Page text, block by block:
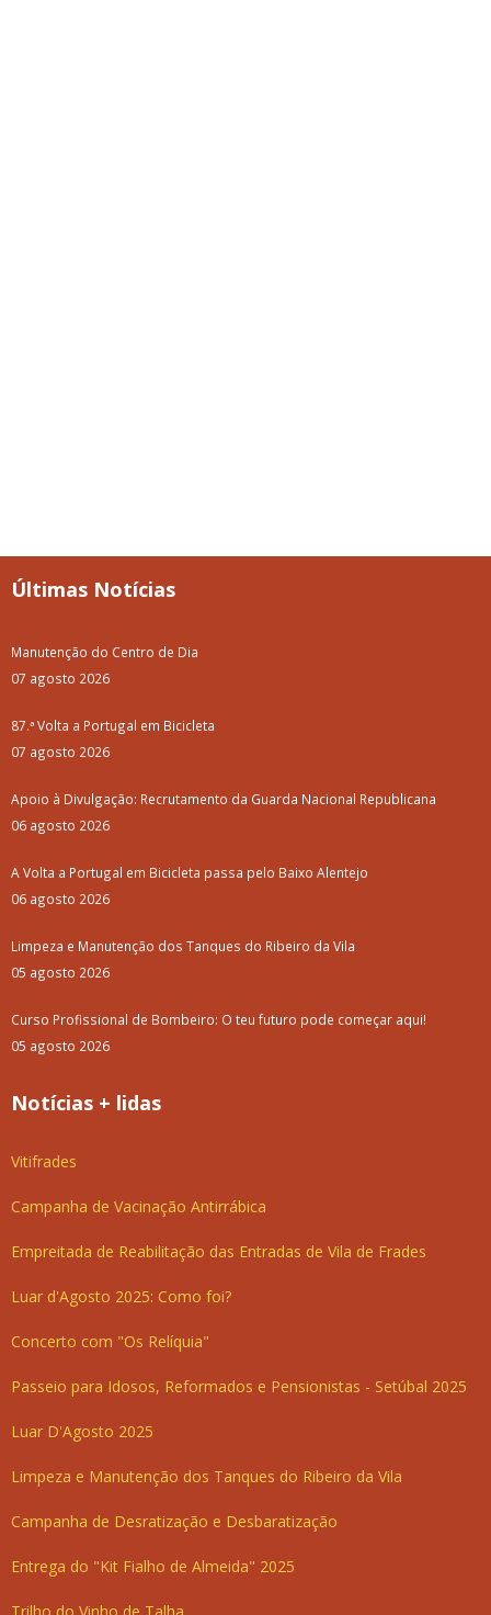
Últimas Notícias
Manutenção do Centro de Dia
07 agosto 2026
87.ª Volta a Portugal em Bicicleta
07 agosto 2026
Apoio à Divulgação: Recrutamento da Guarda Nacional Republicana
06 agosto 2026
A Volta a Portugal em Bicicleta passa pelo Baixo Alentejo
06 agosto 2026
Limpeza e Manutenção dos Tanques do Ribeiro da Vila
05 agosto 2026
Curso Profissional de Bombeiro: O teu futuro pode começar aqui!
05 agosto 2026
Notícias + lidas
Vitifrades
Campanha de Vacinação Antirrábica
Empreitada de Reabilitação das Entradas de Vila de Frades
Luar d'Agosto 2025: Como foi?
Concerto com "Os Relíquia"
Passeio para Idosos, Reformados e Pensionistas - Setúbal 2025
Luar D'Agosto 2025
Limpeza e Manutenção dos Tanques do Ribeiro da Vila
Campanha de Desratização e Desbaratização
Entrega do "Kit Fialho de Almeida" 2025